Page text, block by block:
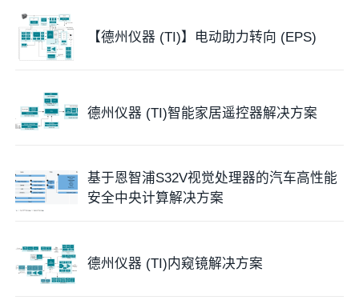
【德州仪器 (TI)】电动助力转向 (EPS)
德州仪器 (TI)智能家居遥控器解决方案
基于恩智浦S32V视觉处理器的汽车高性能
安全中央计算解决方案
德州仪器 (TI)内窥镜解决方案